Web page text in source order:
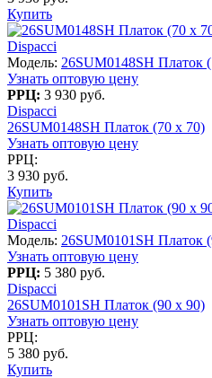
Купить
Dispacci
Модель: 26SUM0148SH Платок
Узнать оптовую цену
РРЦ: 3 930 руб.
Dispacci
26SUM0148SH Платок (70 x 70)
Узнать оптовую цену
РРЦ:
3 930 руб.
Купить
Dispacci
Модель: 26SUM0101SH Платок
Узнать оптовую цену
РРЦ: 5 380 руб.
Dispacci
26SUM0101SH Платок (90 х 90)
Узнать оптовую цену
РРЦ:
5 380 руб.
Купить